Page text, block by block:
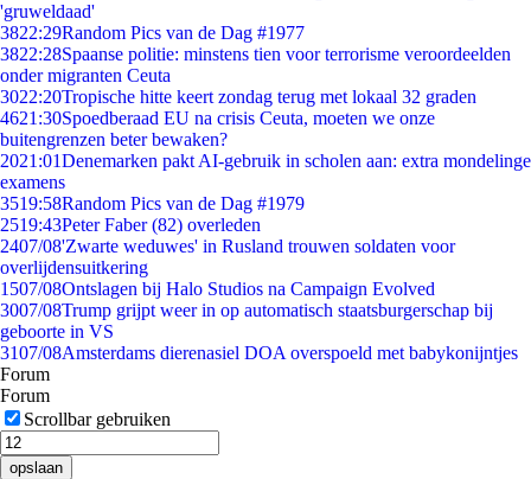
'gruweldaad'
3822:29Random Pics van de Dag #1977
3822:28Spaanse politie: minstens tien voor terrorisme veroordeelden
onder migranten Ceuta
3022:20Tropische hitte keert zondag terug met lokaal 32 graden
4621:30Spoedberaad EU na crisis Ceuta, moeten we onze
buitengrenzen beter bewaken?
2021:01Denemarken pakt AI-gebruik in scholen aan: extra mondelinge
examens
3519:58Random Pics van de Dag #1979
2519:43Peter Faber (82) overleden
2407/08'Zwarte weduwes' in Rusland trouwen soldaten voor
overlijdensuitkering
1507/08Ontslagen bij Halo Studios na Campaign Evolved
3007/08Trump grijpt weer in op automatisch staatsburgerschap bij
geboorte in VS
3107/08Amsterdams dierenasiel DOA overspoeld met babykonijntjes
Forum
Forum
Scrollbar gebruiken
opslaan